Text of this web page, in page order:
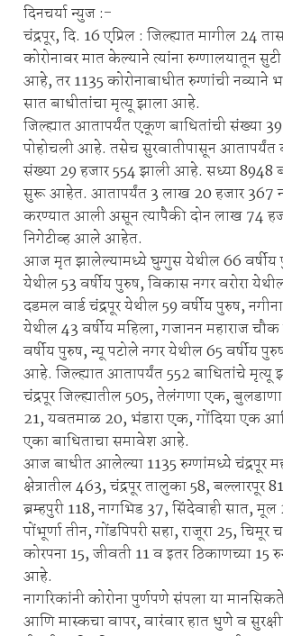
दिनचर्या न्युज :-
चंद्रपूर, दि. 16 एप्रिल : जिल्ह्यात मागील 24
कोरोनावर मात केल्याने त्यांना रुग्णालयातून
आहे, तर 1135 कोरोनाबाधीत रुग्णांची नव्याने
सात बाधीतांचा मृत्यू झाला आहे.
जिल्ह्यात आतापर्यंत एकूण बाधितांची संख्या
पोहोचली आहे. तसेच सुरवातीपासून आतापर्यंत
संख्या 29 हजार 554 झाली आहे. सध्या 8948
सुरू आहेत. आतापर्यंत 3 लाख 20 हजार 367
करण्यात आली असून त्यापैकी दोन लाख 74
निगेटीव्ह आले आहेत.
आज मृत झालेल्यामध्ये घुग्गुस येथील 66 वर्षीय
येथील 53 वर्षीय पुरुष, विकास नगर वरोरा
दडमल वार्ड चंद्रपूर येथील 59 वर्षीय पुरुष,
येथील 43 वर्षीय महिला, गजानन महाराज
वर्षीय पुरुष, न्यू पटोले नगर येथील 65 वर्षीय
आहे. जिल्ह्यात आतापर्यंत 552 बाधितांचे
चंद्रपूर जिल्ह्यातील 505, तेलंगणा एक,
21, यवतमाळ 20, भंडारा एक, गोंदिया एक
एका बाधिताचा समावेश आहे.
आज बाधीत आलेल्या 1135 रुग्णांमध्ये चंद्रपूर
क्षेत्रातील 463, चंद्रपूर तालुका 58, बल्लारपूर
ब्रम्हपुरी 118, नागभिड 37, सिंदेवाही सात,
पोंभूर्णा तीन, गोंडपिपरी सहा, राजूरा 25, चिमूर
कोरपना 15, जीवती 11 व इतर ठिकाणच्या 15
आहे.
नागरिकांनी कोरोना पुर्णपणे संपला या
आणि मास्कचा वापर, वारंवार हात धुणे व